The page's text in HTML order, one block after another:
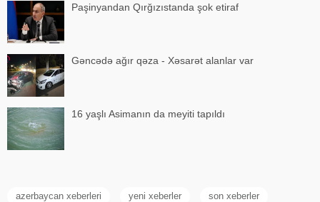
Paşinyandan Qırğızıstanda şok etiraf
Gəncədə ağır qəza - Xəsarət alanlar var
16 yaşlı Asimanın da meyiti tapıldı
azerbaycan xeberleri yeni xeberler son xeberler